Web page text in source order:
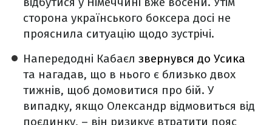
сторона українського боксера досі не
прояснила ситуацію щодо зустрічі.
Напередодні Кабаєл звернувся до Усика
та нагадав, що в нього є близько двох
тижнів, щоб домовитися про бій. У
випадку, якщо Олександр відмовиться від
поєдинку, – він ризикує втратити пояс